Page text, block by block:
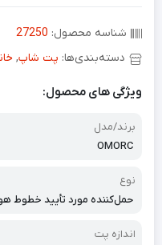
شناسه محصول: 27250
دسته‌بندی‌ها: پت شاپ,
ویژگی های محصول:
برند/مدل
OMORC
نوع
حمل‌کننده مورد تأیید خطوط
اندازه پت